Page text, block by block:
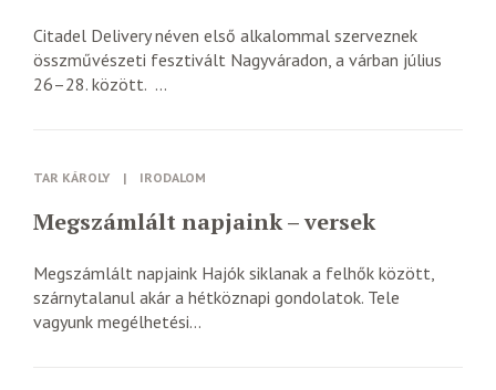
Citadel Delivery néven első alkalommal szerveznek
összművészeti fesztivált Nagyváradon, a várban július
26–28. között. ...
TAR KÁROLY | IRODALOM
Megszámlált napjaink – versek
Megszámlált napjaink Hajók siklanak a felhők között,
szárnytalanul akár a hétköznapi gondolatok. Tele
vagyunk megélhetési...